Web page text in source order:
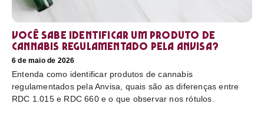
Você sabe identificar um produto de
cannabis regulamentado pela Anvisa?
6 de maio de 2026
Entenda como identificar produtos de cannabis
regulamentados pela Anvisa, quais são as diferenças entre
RDC 1.015 e RDC 660 e o que observar nos rótulos.